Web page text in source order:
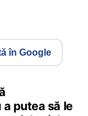
în Google
putea să le